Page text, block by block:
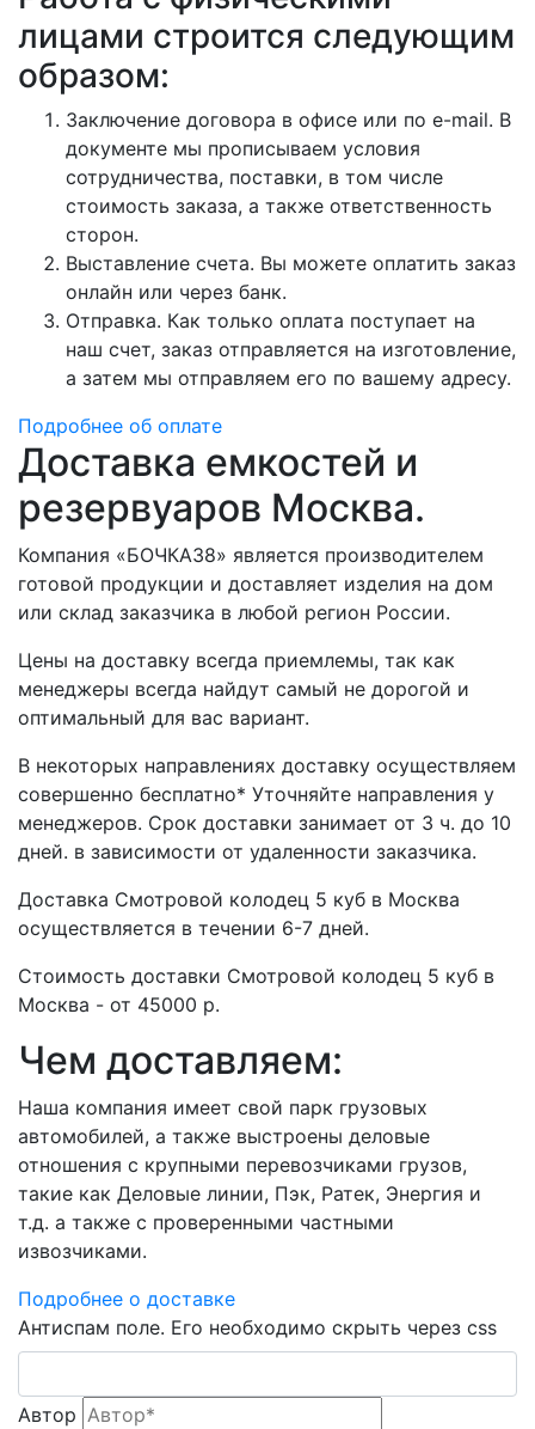
лицами строится следующим
образом:
Заключение договора в офисе или по e-mail. В
документе мы прописываем условия
сотрудничества, поставки, в том числе
стоимость заказа, а также ответственность
сторон.
Выставление счета. Вы можете оплатить заказ
онлайн или через банк.
Отправка. Как только оплата поступает на
наш счет, заказ отправляется на изготовление,
а затем мы отправляем его по вашему адресу.
Подробнее об оплате
Доставка емкостей и
резервуаров Москва.
Компания «БОЧКА38» является производителем
готовой продукции и доставляет изделия на дом
или склад заказчика в любой регион России.
Цены на доставку всегда приемлемы, так как
менеджеры всегда найдут самый не дорогой и
оптимальный для вас вариант.
В некоторых направлениях доставку осуществляем
совершенно бесплатно* Уточняйте направления у
менеджеров. Срок доставки занимает от 3 ч. до 10
дней. в зависимости от удаленности заказчика.
Доставка Смотровой колодец 5 куб в Москва
осуществляется в течении 6-7 дней.
Стоимость доставки Смотровой колодец 5 куб в
Москва - от 45000 р.
Чем доставляем:
Наша компания имеет свой парк грузовых
автомобилей, а также выстроены деловые
отношения с крупными перевозчиками грузов,
такие как Деловые линии, Пэк, Ратек, Энергия и
т.д. а также с проверенными частными
извозчиками.
Подробнее о доставке
Антиспам поле. Его необходимо скрыть через css
Автор